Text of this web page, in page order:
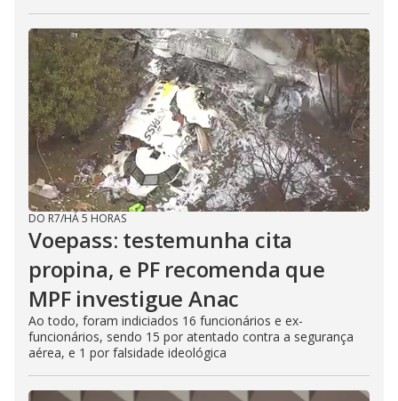
DO R7/HÁ 5 HORAS
Voepass: testemunha cita
propina, e PF recomenda que
MPF investigue Anac
Ao todo, foram indiciados 16 funcionários e ex-
funcionários, sendo 15 por atentado contra a segurança
aérea, e 1 por falsidade ideológica